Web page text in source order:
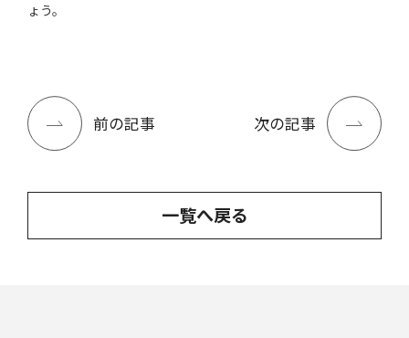
ょう。
前の記事 次の記事
一覧へ戻る